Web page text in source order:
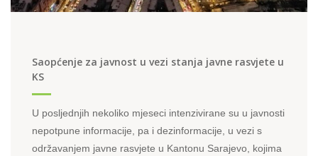
Saopćenje za javnost u vezi stanja javne rasvjete u
KS
U posljednjih nekoliko mjeseci intenzivirane su u javnosti
nepotpune informacije, pa i dezinformacije, u vezi s
održavanjem javne rasvjete u Kantonu Sarajevo, kojima